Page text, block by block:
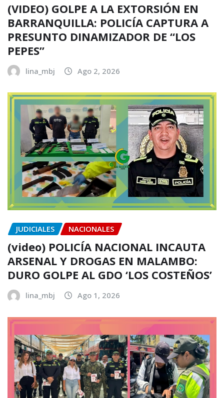
(VIDEO) GOLPE A LA EXTORSIÓN EN
BARRANQUILLA: POLICÍA CAPTURA A
PRESUNTO DINAMIZADOR DE “LOS
PEPES”
lina_mbj Ago 2, 2026
JUDICIALES NACIONALES
(video) POLICÍA NACIONAL INCAUTA
ARSENAL Y DROGAS EN MALAMBO:
DURO GOLPE AL GDO ‘LOS COSTEÑOS’
lina_mbj Ago 1, 2026